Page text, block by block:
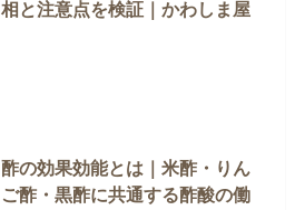
相と注意点を検証｜かわしま屋
酢の効果効能とは｜米酢・りん
ご酢・黒酢に共通する酢酸の働